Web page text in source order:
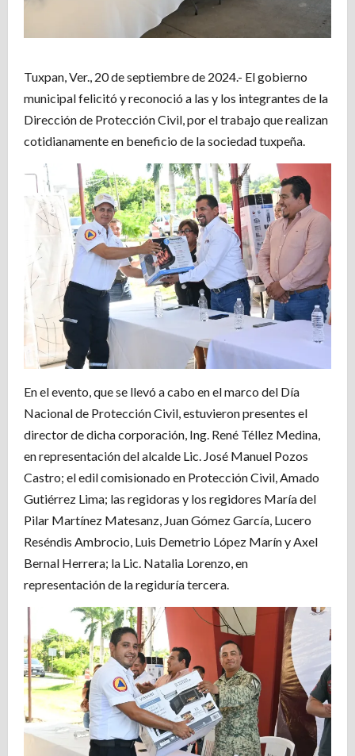
Tuxpan, Ver., 20 de septiembre de 2024.- El gobierno
municipal felicitó y reconoció a las y los integrantes de la
Dirección de Protección Civil, por el trabajo que realizan
cotidianamente en beneficio de la sociedad tuxpeña.
En el evento, que se llevó a cabo en el marco del Día
Nacional de Protección Civil, estuvieron presentes el
director de dicha corporación, Ing. René Téllez Medina,
en representación del alcalde Lic. José Manuel Pozos
Castro; el edil comisionado en Protección Civil, Amado
Gutiérrez Lima; las regidoras y los regidores María del
Pilar Martínez Matesanz, Juan Gómez García, Lucero
Reséndis Ambrocio, Luis Demetrio López Marín y Axel
Bernal Herrera; la Lic. Natalia Lorenzo, en
representación de la regiduría tercera.